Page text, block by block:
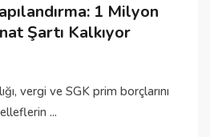
1 Milyon
Şartı Kalkıyor
vergi ve SGK prim borçlarını
...